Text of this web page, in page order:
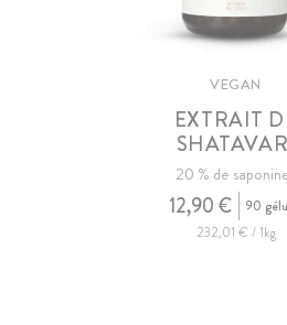
VEGAN
EXTRAIT
20 % de
12,90 €
90
232,01 € / 1kg